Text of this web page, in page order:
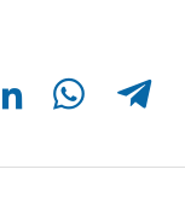
Compartir en Whatsapp Compartir en Telegram